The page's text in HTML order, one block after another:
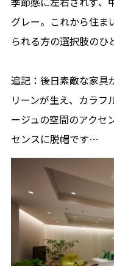
グレー。これから住ま
られる方の選択肢のひ
追記：後日素敵な家具
リーンが生え、カラフ
ージュの空間のアクセ
センスに脱帽です…